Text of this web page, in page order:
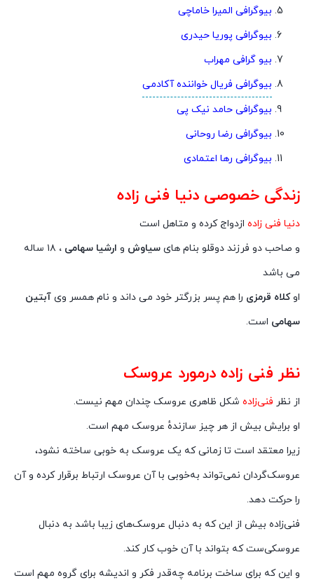
بیوگرافی المیرا خاماچی
بیوگرافی پوریا حیدری
بیو گرافی مهراب
بیوگرافی فریال خواننده آکادمی
بیوگرافی حامد نیک پی
بیوگرافی رضا روحانی
بیوگرافی رها اعتمادی
زندگی خصوصی دنیا فنی زاده
دنیا فنی زاده ازدواج کرده و متاهل است
و صاحب دو فرزند دوقلو بنام های سیاوش و ارشیا سهامی ،
۱۸ ساله
می باشد
اوکلاه قرمزی را هم پسر بزرگتر خود می داند و نام همسر وی آبتین
سهامی است.
نظر فنی زاده درمورد عروسک
از نظر فنی‌زاده شکل ظاهری عروسک چندان مهم نیست.
او برایش بیش از هر چیز سازندهٔ عروسک مهم است.
زیرا معتقد است تا زمانی که یک عروسک به خوبی ساخته نشود،
عروسک‌گردان نمی‌تواند به‌خوبی با آن عروسک ارتباط برقرار کرده و آن
را حرکت دهد.
فنی‌زاده بیش از این که به دنبال عروسک‌های زیبا باشد به دنبال
عروسکی‌ست که بتواند با آن خوب کار کند.
و این که برای ساخت برنامه چه‌قدر فکر و اندیشه برای گروه مهم است